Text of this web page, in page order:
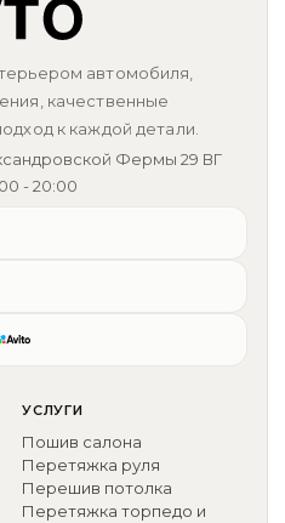
автомобиля,
качественные
к каждой детали.
Фермы 29 ВГ
- 20:00
УСЛУГИ
Пошив салона
Перетяжка руля
Перешив потолка
Перетяжка торпедо и